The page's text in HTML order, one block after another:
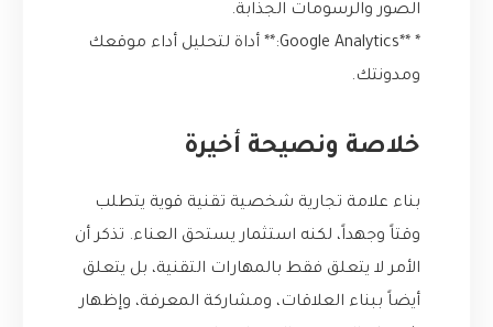
الصور والرسومات الجذابة.
* **Google Analytics:** أداة لتحليل أداء موقعك
ومدونتك.
خلاصة ونصيحة أخيرة
بناء علامة تجارية شخصية تقنية قوية يتطلب
وقتاً وجهداً، لكنه استثمار يستحق العناء. تذكر أن
الأمر لا يتعلق فقط بالمهارات التقنية، بل يتعلق
أيضاً ببناء العلاقات، ومشاركة المعرفة، وإظهار